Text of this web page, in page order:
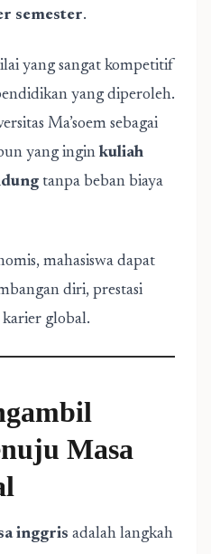
semester.
yang sangat kompetitif
yang diperoleh.
Ma’soem sebagai
yang ingin kuliah
tanpa beban biaya
mahasiswa dapat
diri, prestasi
karier global.
Masa
inggris adalah langkah